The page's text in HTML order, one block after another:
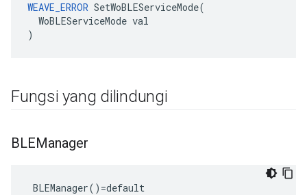
WEAVE_ERROR SetWoBLEServiceMode(
  WoBLEServiceMode val
)
Fungsi yang dilindungi
BLEManager
BLEManager()=default